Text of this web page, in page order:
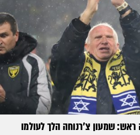
ראש: שמעון צ'רנוחה הלך לעולמו